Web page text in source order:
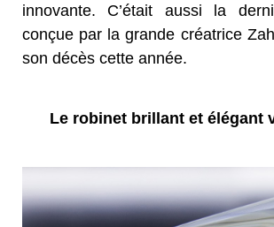
innovante. C’était aussi la
conçue par la grande créatrice
son décès cette année.
Le robinet brillant et élégant